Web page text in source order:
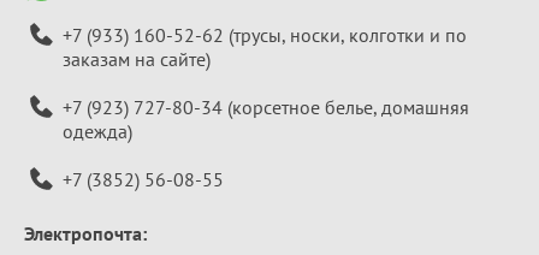
+7 (933) 160-52-62 (трусы, носки, колготки и по
заказам на сайте)
+7 (923) 727-80-34 (корсетное белье, домашняя
одежда)
+7 (3852) 56-08-55
Электропочта: